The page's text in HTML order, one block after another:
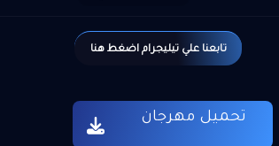
تابعنا علي تيليجرام اضغط هنا
تحميل مهرجان